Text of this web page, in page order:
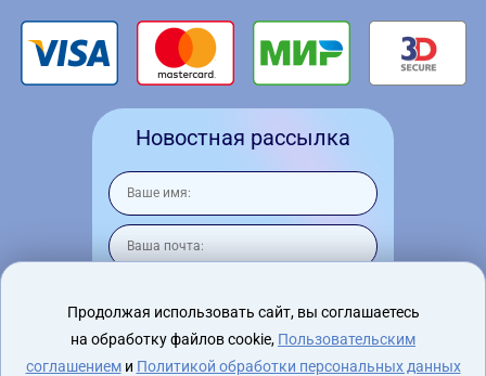
Новостная рассылка
Я согласен на обработку персональных
данных
Продолжая использовать сайт, вы соглашаетесь
на обработку файлов cookie, Пользовательским
соглашениеми Политикой обработки персональных данных